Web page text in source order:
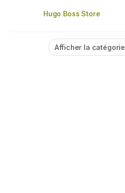
Hugo Boss Store
Afficher la catégorie